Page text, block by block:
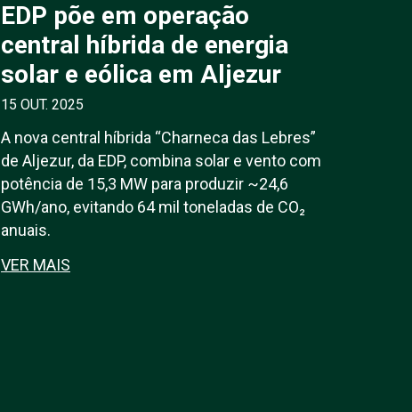
EDP põe em operação
central híbrida de energia
solar e eólica em Aljezur
15 OUT. 2025
A nova central híbrida “Charneca das Lebres”
de Aljezur, da EDP, combina solar e vento com
potência de 15,3 MW para produzir ~24,6
GWh/ano, evitando 64 mil toneladas de CO₂
anuais.
VER MAIS